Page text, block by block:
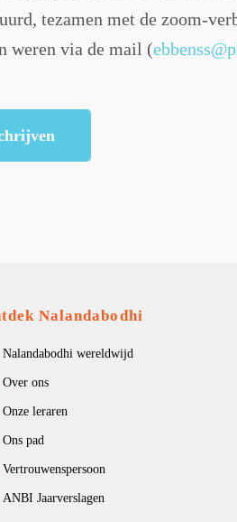
tezamen met de zoom-
weren via de mail (
Nalandabodhi
Nalandabodhi wereldwijd
Over ons
Onze leraren
Ons pad
Vertrouwenspersoon
ANBI Jaarverslagen